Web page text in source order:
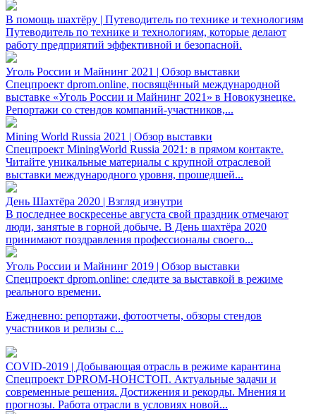
В помощь шахтёру | Путеводитель по технике и технологиям
Путеводитель по технике и технологиям, которые делают
работу предприятий эффективной и безопасной.
Уголь России и Майнинг 2021 | Обзор выставки
Спецпроект dprom.online, посвящённый международной
выставке «Уголь России и Майнинг 2021» в Новокузнецке.
Репортажи со стендов компаний-участников,...
Mining World Russia 2021 | Обзор выставки
Спецпроект MiningWorld Russia 2021: в прямом контакте.
Читайте уникальные материалы с крупной отраслевой
выставки международного уровня, прошедшей...
День Шахтёра 2020 | Взгляд изнутри
В последнее воскресенье августа свой праздник отмечают
люди, занятые в горной добыче. В День шахтёра 2020
принимают поздравления профессионалы своего...
Уголь России и Майнинг 2019 | Обзор выставки
Спецпроект dprom.online: следите за выставкой в режиме
реального времени.
Ежедневно: репортажи, фотоотчеты, обзоры стендов
участников и релизы с...
COVID-2019 | Добывающая отрасль в режиме карантина
Спецпроект DPROM-НОНСТОП. Актуальные задачи и
современные решения. Достижения и рекорды. Мнения и
прогнозы. Работа отрасли в условиях новой...